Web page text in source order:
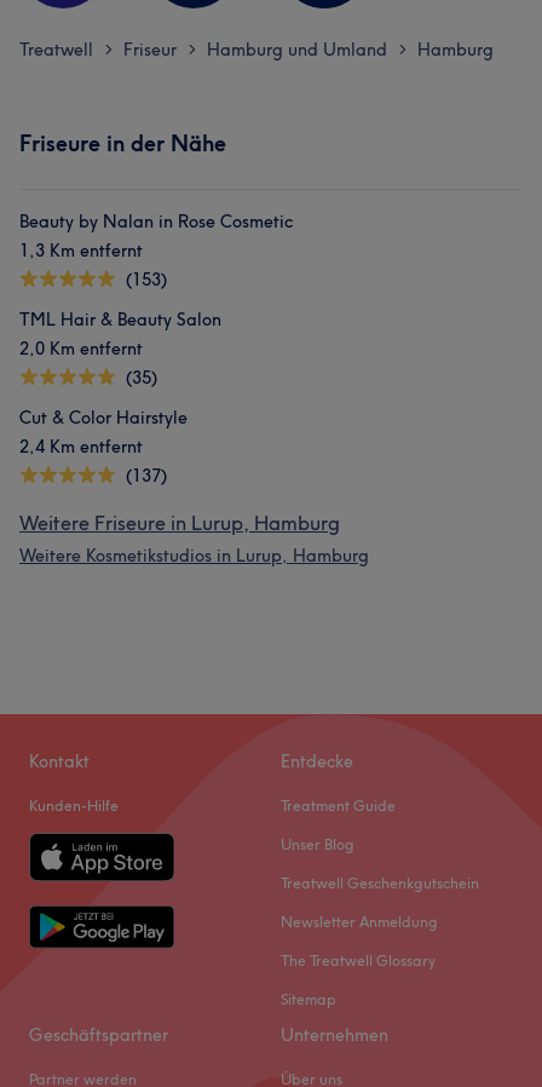
Treatwell > Friseur > Hamburg und Umland > Hamburg
Friseure in der Nähe
Beauty by Nalan in Rose Cosmetic
1,3 Km entfernt
(153)
TML Hair & Beauty Salon
2,0 Km entfernt
(35)
Cut & Color Hairstyle
2,4 Km entfernt
(137)
Weitere Friseure in Lurup, Hamburg
Weitere Kosmetikstudios in Lurup, Hamburg
Kontakt
Kunden-Hilfe
Entdecke
Treatment Guide
Unser Blog
Treatwell Geschenkgutschein
Newsletter Anmeldung
The Treatwell Glossary
Sitemap
Geschäftspartner
Partner werden
Unternehmen
Über uns